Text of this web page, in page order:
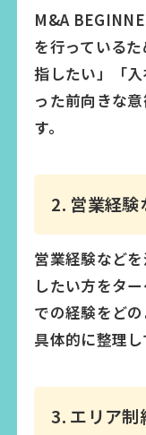
M&A
を行っている
指したい」「
った前向きな
す。
2. 営業経
営業経験など
したい方をタ
での経験をど
具体的に整理し
3. エリア制